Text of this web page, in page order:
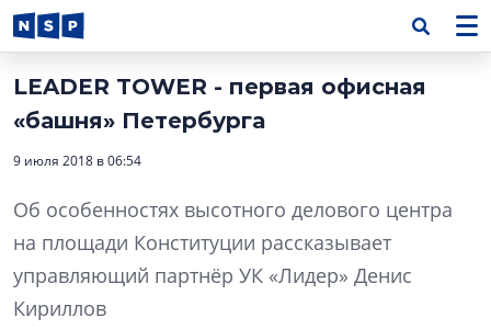
LEADER TOWER - первая офисная
«башня» Петербурга
9 июля 2018 в 06:54
Об особенностях высотного делового центра
на площади Конституции рассказывает
управляющий партнёр УК «Лидер» Денис
Кириллов